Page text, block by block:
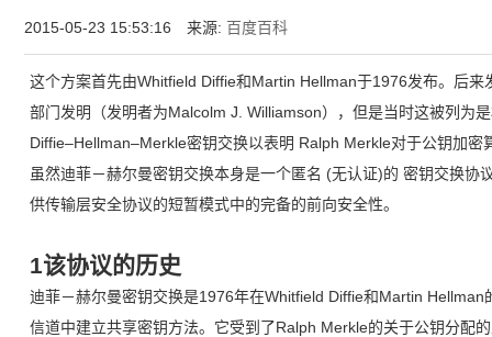
2015-05-23 15:53:16 来源: 百度百科
这个方案首先由Whitfield Diffie和Martin Hellman于1976发布。后
部门发明（发明者为Malcolm J. Williamson），但是当时这被列为
Diffie–Hellman–Merkle密钥交换以表明 Ralph Merkle对于公钥加密
虽然迪菲－赫尔曼密钥交换本身是一个匿名 (无认证)的 密钥交换协
供传输层安全协议的短暂模式中的完备的前向安全性。
1该协议的历史
迪菲－赫尔曼密钥交换是1976年在Whitfield Diffie和Martin
信道中建立共享密钥方法。它受到了Ralph Merkle的关于公钥分配